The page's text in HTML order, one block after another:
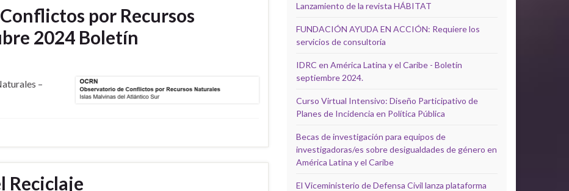
por Recursos
2024 Boletín
–
Reciclaje
Lanzamiento de la revista HÁBITAT
FUNDACIÓN AYUDA EN ACCIÓN: Requiere los
servicios de consultoría
IDRC en América Latina y el Caribe - Boletín
septiembre 2024.
Curso Virtual Intensivo: Diseño Participativo de
Planes de Incidencia en Política Pública
Becas de investigación para equipos de
investigadoras/es sobre desigualdades de género en
América Latina y el Caribe
El Viceministerio de Defensa Civil lanza plataforma